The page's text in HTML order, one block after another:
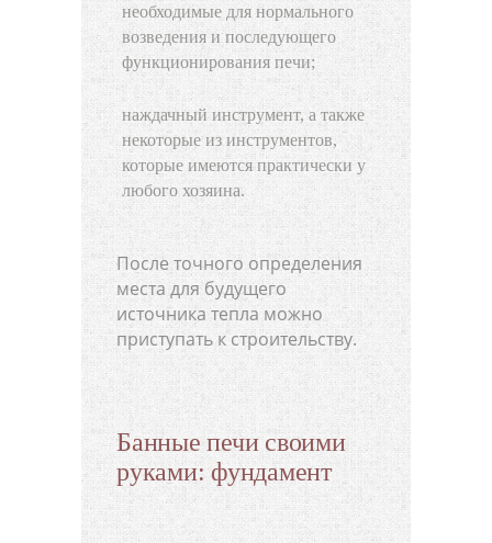
необходимые для нормального
возведения и последующего
функционирования печи;
наждачный инструмент, а также
некоторые из инструментов,
которые имеются практически у
любого хозяина.
После точного определения
места для будущего
источника тепла можно
приступать к строительству.
Банные печи своими
руками: фундамент